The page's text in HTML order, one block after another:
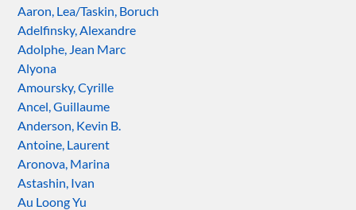
Aaron, Lea/Taskin, Boruch
Adelfinsky, Alexandre
Adolphe, Jean Marc
Alyona
Amoursky, Cyrille
Ancel, Guillaume
Anderson, Kevin B.
Antoine, Laurent
Aronova, Marina
Astashin, Ivan
Au Loong Yu